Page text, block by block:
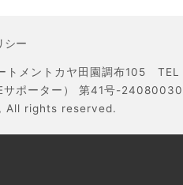
シー
メントカヤ田園調布105
サポーター） 第41号-
All rights reserved.